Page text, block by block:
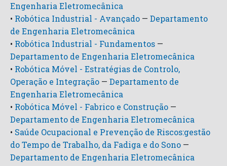
Engenharia Eletromecânica
• Robótica Industrial - Avançado —Departamento
de Engenharia Eletromecânica
• Robótica Industrial - Fundamentos —
Departamento de Engenharia Eletromecânica
• Robótica Móvel - Estratégias de Controlo,
Operação e Integração —Departamento de
Engenharia Eletromecânica
• Robótica Móvel - Fabrico e Construção —
Departamento de Engenharia Eletromecânica
• Saúde Ocupacional e Prevenção de Riscos:gestão
do Tempo de Trabalho, da Fadiga e do Sono —
Departamento de Engenharia Eletromecânica